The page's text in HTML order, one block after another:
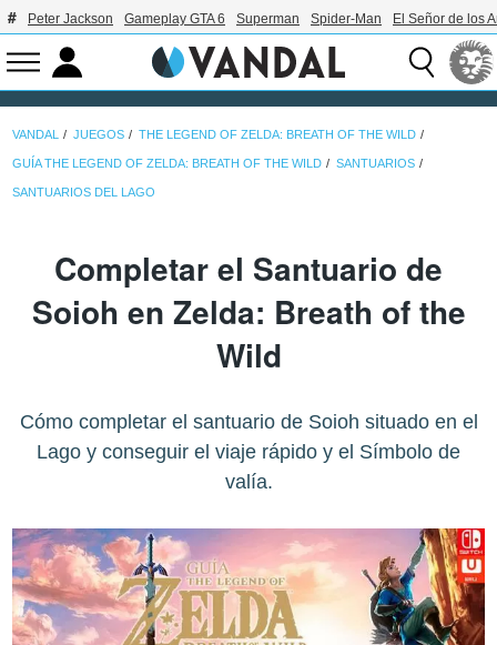
Peter Jackson Gameplay GTA 6 Superman Spider-Man El Señor de los
VANDAL JUEGOS THE LEGEND OF ZELDA: BREATH OF THE WILD
GUÍA THE LEGEND OF ZELDA: BREATH OF THE WILD SANTUARIOS
SANTUARIOS DEL LAGO
Completar el Santuario de
Soioh en Zelda: Breath of the
Wild
Cómo completar el santuario de Soioh situado en el
Lago y conseguir el viaje rápido y el Símbolo de
valía.